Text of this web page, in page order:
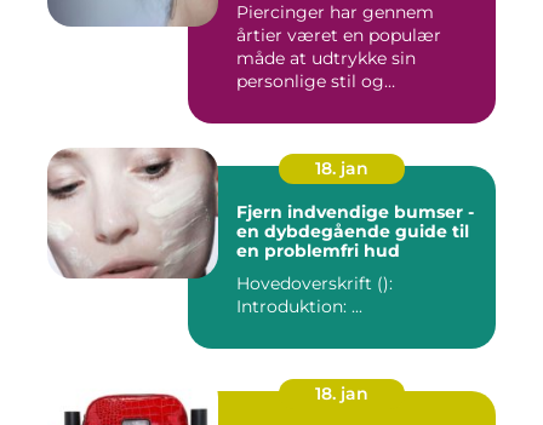
Piercinger har gennem
årtier været en populær
måde at udtrykke sin
personlige stil og
18. jan
Fjern indvendige bumser -
en dybdegående guide til
en problemfri hud
Hovedoverskrift ():
Introduktion: ...
18. jan